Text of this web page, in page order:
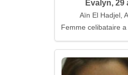
Evalyn, 29
Aïn El Hadjel,
Femme celibataire a